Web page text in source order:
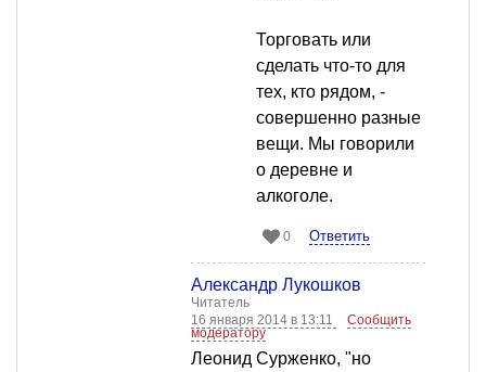
Торговать или
сделать что-то для
тех, кто рядом, -
совершенно разные
вещи. Мы говорили
о деревне и
алкоголе.
0 Ответить
Александр Лукошков
Читатель
16 января 2014 в 13:11
Сообщить
модератору
Леонид Сурженко, "но